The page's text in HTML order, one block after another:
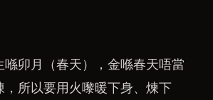
喺卯月（春天），金喺春天唔當
，所以要用火嚟暖下身、煉下